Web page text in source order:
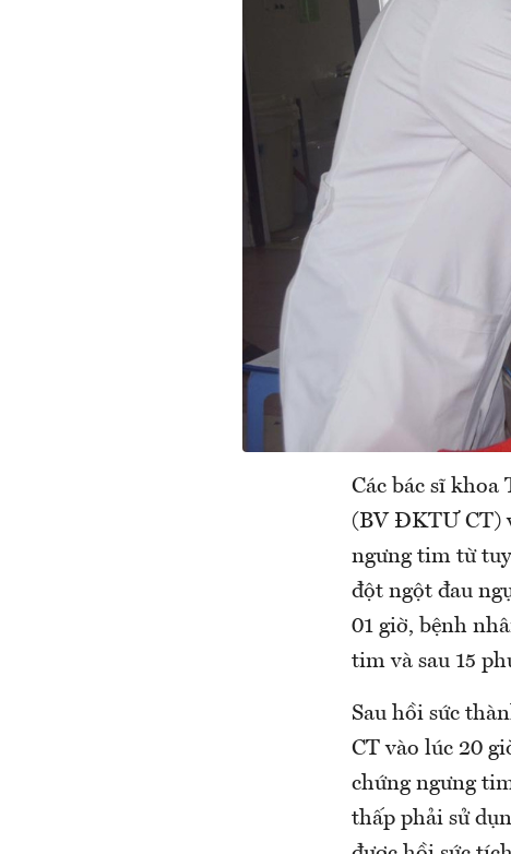
Các bác sĩ
(BV ĐKTƯ CT)
ngưng tim từ
đột ngột đau
01 giờ, bệnh
tim và sau 15
Sau hồi sức
CT vào lúc 20
chứng ngưng
thấp phải sử